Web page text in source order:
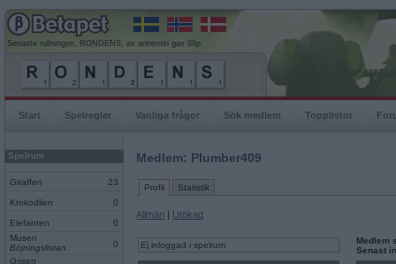
Senaste rullningen, RONDENS, av annemiri gav 88p
Start Spelregler Vanliga frågor Sök medlem Topplistor
Spelrum
Giraffen 23
Krokodilen 0
Elefanten
0
Musen
Böjningslistan
0
Grisen
Medlem: Plumber409
Profil Statistik
Allmän | Utökad
Ej inloggad i spelrum
Medlem
Senast